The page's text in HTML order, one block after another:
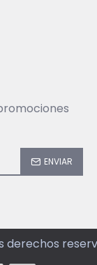
ENVIAR
derechos